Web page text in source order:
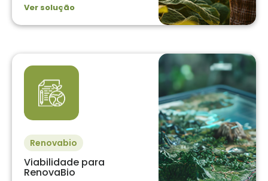
Ver solução
Renovabio
Viabilidade para
RenovaBio